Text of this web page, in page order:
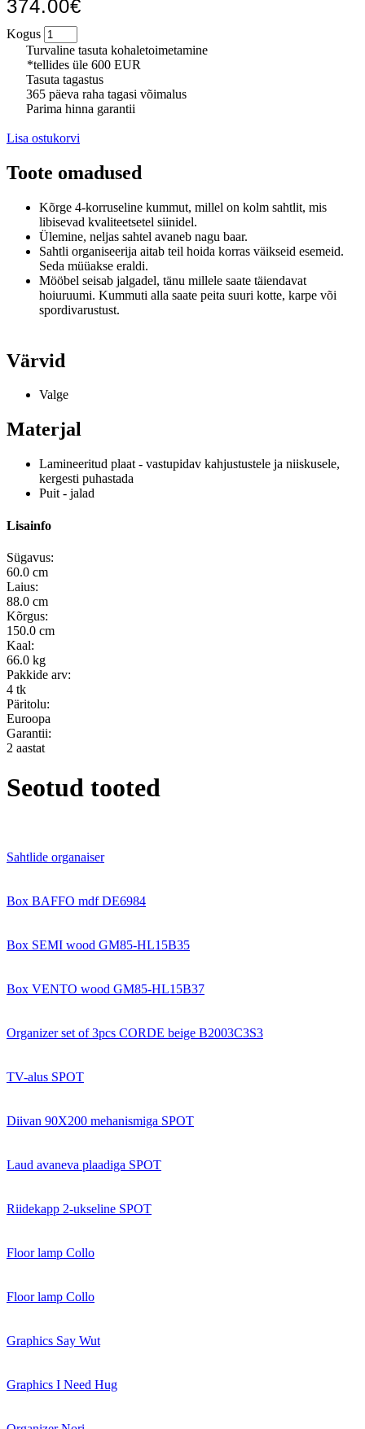
374.00€
Kogus
Turvaline tasuta kohaletoimetamine
*tellides üle 600 EUR
Tasuta tagastus
365 päeva raha tagasi võimalus
Parima hinna garantii
Lisa ostukorvi
Toote omadused
Kõrge 4-korruseline kummut, millel on kolm sahtlit, mis
libisevad kvaliteetsetel siinidel.
Ülemine, neljas sahtel avaneb nagu baar.
Sahtli organiseerija aitab teil hoida korras väikseid esemeid.
Seda müüakse eraldi.
Mööbel seisab jalgadel, tänu millele saate täiendavat
hoiuruumi. Kummuti alla saate peita suuri kotte, karpe või
spordivarustust.
Värvid
Valge
Materjal
Lamineeritud plaat - vastupidav kahjustustele ja niiskusele,
kergesti puhastada
Puit - jalad
Lisainfo
Sügavus:
60.0 cm
Laius:
88.0 cm
Kõrgus:
150.0 cm
Kaal:
66.0 kg
Pakkide arv:
4 tk
Päritolu:
Euroopa
Garantii:
2 aastat
Seotud tooted
Sahtlide organaiser
Box BAFFO mdf DE6984
Box SEMI wood GM85-HL15B35
Box VENTO wood GM85-HL15B37
Organizer set of 3pcs CORDE beige B2003C3S3
TV-alus SPOT
Diivan 90X200 mehanismiga SPOT
Laud avaneva plaadiga SPOT
Riidekapp 2-ukseline SPOT
Floor lamp Collo
Floor lamp Collo
Graphics Say Wut
Graphics I Need Hug